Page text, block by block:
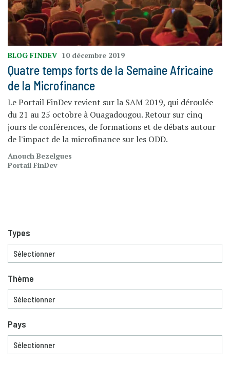
BLOG FINDEV 10 décembre 2019
Quatre temps forts de la Semaine Africaine
de la Microfinance
Le Portail FinDev revient sur la SAM 2019, qui déroulée
du 21 au 25 octobre à Ouagadougou. Retour sur cinq
jours de conférences, de formations et de débats autour
de l'impact de la microfinance sur les ODD.
Anouch Bezelgues
Portail FinDev
Types
Thème
Pays